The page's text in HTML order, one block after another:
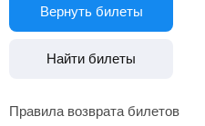
Вернуть билеты
Найти билеты
Правила возврата билетов